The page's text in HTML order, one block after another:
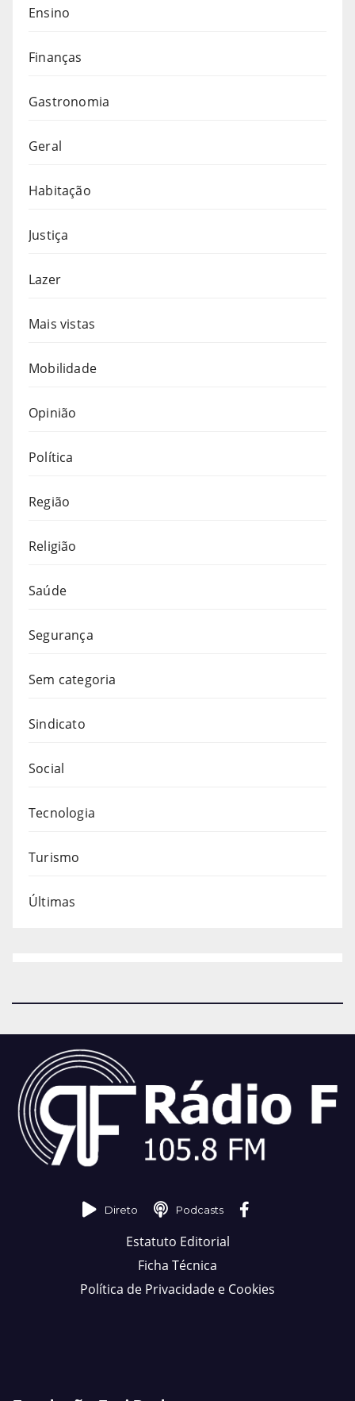
Ensino
Finanças
Gastronomia
Geral
Habitação
Justiça
Lazer
Mais vistas
Mobilidade
Opinião
Política
Região
Religião
Saúde
Segurança
Sem categoria
Sindicato
Social
Tecnologia
Turismo
Últimas
Direto Podcasts
Estatuto Editorial
Ficha Técnica
Política de Privacidade e Cookies